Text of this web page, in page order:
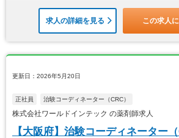
求人の詳細を見る この求人
更新日：2026年5月20日
正社員 治験コーディネーター（CRC）
株式会社ワールドインテック の薬剤師求人
【大阪府】治験コーディネーター